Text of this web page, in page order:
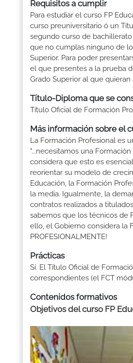
Requisitos a cumplir
Para estudiar el curso FP
curso preuniversitario ó un
segundo curso de
que no cumplas ninguno de
Superior. Para poder
el que presentes a la prueba
Grado Superior al que quieran
Título-Diploma que se
Título Oficial de Formación
Más información sobre el
La Formación Profesional es
"...necesitamos una
considera que esto es
reorientar su modelo de
Educación, la Formación
la media. Igualmente, la
contratos realizados a
sabemos que los técnicos de
ello, el Gobierno considera la
PROFESIONALMENTE!
Prácticas
Sí. El Título Oficial de
correspondientes (el FCT
Contenidos formativos
Objetivos del curso FP